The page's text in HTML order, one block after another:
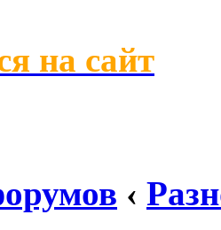
на сайт
‹